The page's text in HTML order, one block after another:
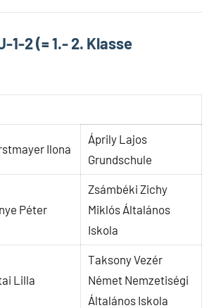
1-2 (= 1.- 2. Klasse
Ilona
Áprily Lajos
Grundschule
Péter
Zsámbéki Zichy
Miklós Általános
Iskola
Lilla
Taksony Vezér
Német Nemzetiségi
Általános Iskola